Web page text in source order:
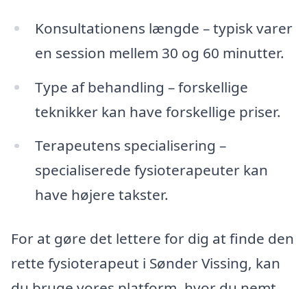
Konsultationens længde – typisk varer
en session mellem 30 og 60 minutter.
Type af behandling – forskellige
teknikker kan have forskellige priser.
Terapeutens specialisering –
specialiserede fysioterapeuter kan
have højere takster.
For at gøre det lettere for dig at finde den
rette fysioterapeut i Sønder Vissing, kan